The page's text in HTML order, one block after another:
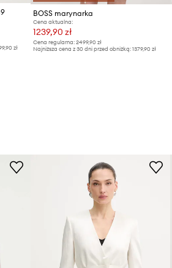
zł
BOSS marynarka
Cena aktualna:
1239,90 zł
Cena regularna: 2499,90 zł
Najniższa cena z 30 dni przed obniżką: 1379,90 zł